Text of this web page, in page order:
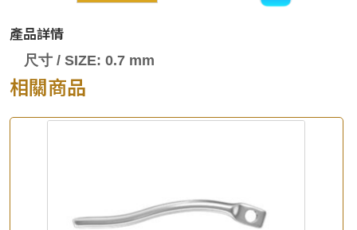
產品詳情
尺寸 / SIZE: 0.7 mm
相關商品